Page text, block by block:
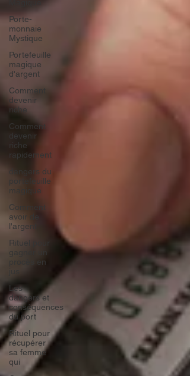
Porte-
monnaie
Mystique
Portefeuille
magique
d'argent
Comment
devenir
riche
Comment
devenir
riche
rapidement
dangers du
portefeuille
magique
Comment
avoir de
l'argent
Rituel pour
gagner un
procès en
Les
dangers et
conséquences
du port
Rituel pour
récupérer
sa femme
qui